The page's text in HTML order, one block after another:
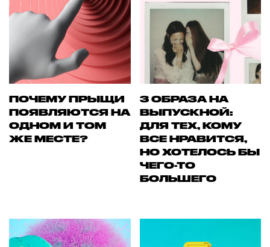
ПОЧЕМУ ПРЫЩИ
ПОЯВЛЯЮТСЯ НА
ОДНОМ И ТОМ
ЖЕ МЕСТЕ?
3 ОБРАЗА НА
ВЫПУСКНОЙ:
ДЛЯ ТЕХ, КОМУ
ВСЕ НРАВИТСЯ,
НО ХОТЕЛОСЬ БЫ
ЧЕГО-ТО
БОЛЬШЕГО